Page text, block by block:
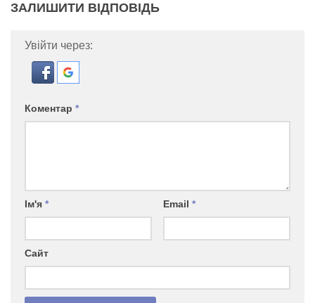
ЗАЛИШИТИ ВІДПОВІДЬ
Увійти через:
Коментар *
Ім'я * Email *
Сайт